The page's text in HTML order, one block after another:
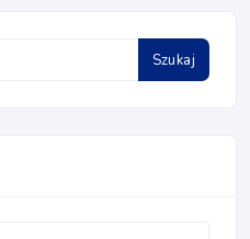
Szukaj